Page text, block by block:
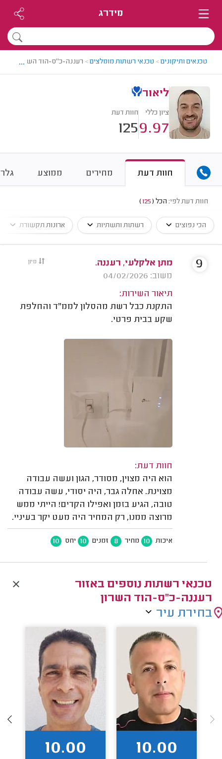
מידרג
טכנאים ותיקונים> טכנאי רשתות מומלצים> רעננה-כ"ס-הוד השרון >
...
ליאור
ציון כללי
9.97
חוות דעת
125
חוות דעת מחירים ממוצע
חוות דעת לפי: הכל (
125
)
הכי נפוצים רשתות ותשתיות ארונות תקשורת
מיון
מתן אלקלעי, רעננה.
משוב: 04/02/2026
תיאור השירות:
התקנת כבל רשת מהסלון לממ"ד והחלפת
שקע בבית פרטי.
חוות דעת:
הוא היה מצוין, מסודר, הגון ועשה עבודה
מצוינת. אחלה גבר, היה יסודי, עשה עבודה
טובה, הגיע בזמן ואפילו הקדים! הייתי ממש
מרוצה ממנו, רק המחיר היה מעט יקר בעיניי.
איכות 10 מחיר 8 זמנים 10 יחס 10
9
טכנאי רשתות נוספים באזור
רעננה-כ"ס-הוד השרון
בחירת עיר
10.00
10.00